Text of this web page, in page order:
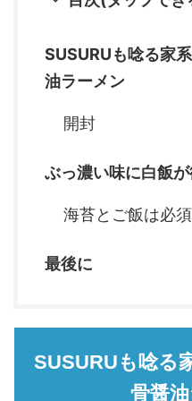
SUSURUも唸る家
油ラーメン
開封
ぶっ濃い味に白飯
海苔とご飯は必須
最後に
SUSURUも唸る
骨醤